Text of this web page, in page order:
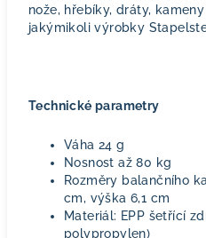
nože, hřebíky, dráty,
jakýmikoli výrobky
Technické parametry
Váha 24 g
Nosnost až 80 kg
Rozměry balančního
cm, výška 6,1 cm
Materiál: EPP šetřící
polypropylen)